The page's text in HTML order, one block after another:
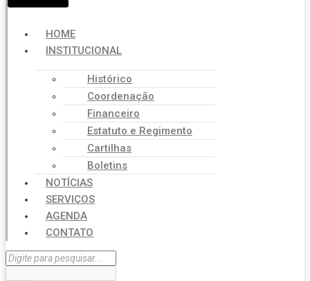
HOME
INSTITUCIONAL
Histórico
Coordenação
Financeiro
Estatuto e Regimento
Cartilhas
Boletins
NOTÍCIAS
SERVIÇOS
AGENDA
CONTATO